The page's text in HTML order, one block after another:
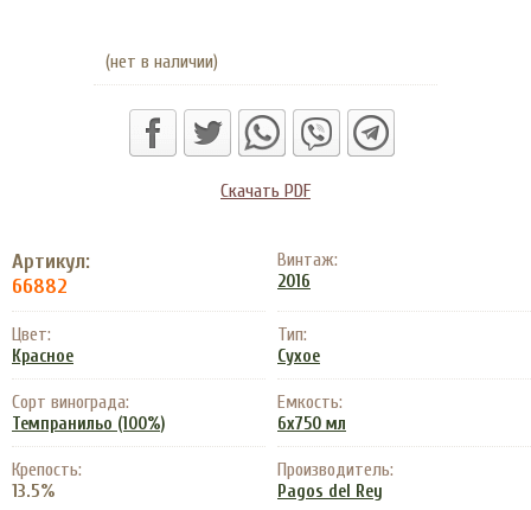
(нет в наличии)
Скачать PDF
Артикул:
66882
Винтаж:
2016
Цвет:
Красное
Тип:
Сухое
Сорт винограда:
Темпранильо (100%)
Емкость:
6x750 мл
Крепость:
13.5%
Производитель:
Pagos del Rey